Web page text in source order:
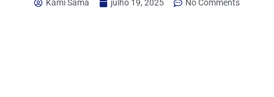
Kami Sama julho 19, 2025 No Comments